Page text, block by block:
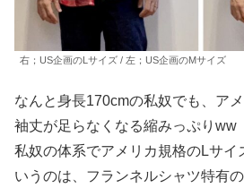
右；US企画のLサイズ / 左；US企画のMサイズ
なんと身長170cmの私奴でも、ア
袖丈が足らなくなる縮みっぷりww
私奴の体系でアメリカ規格のLサイ
いうのは、フランネルシャツ特有